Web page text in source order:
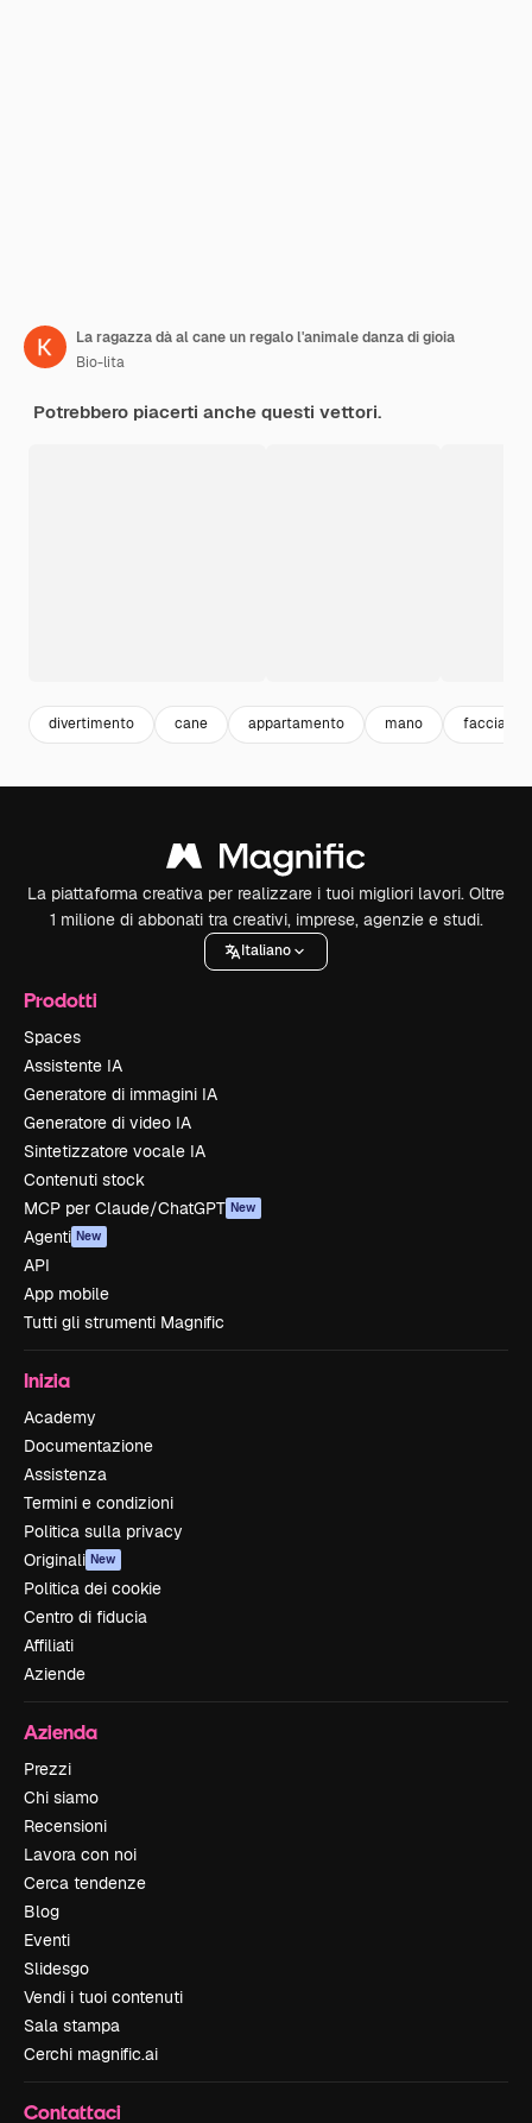
La ragazza dà al cane un regalo l'animale danza di gioia
Bio-lita
Potrebbero piacerti anche questi vettori.
divertimento cane appartamento mano faccia
La piattaforma creativa per realizzare i tuoi migliori lavori. Oltre
1 milione di abbonati tra creativi, imprese, agenzie e studi.
Italiano
Prodotti
Spaces
Assistente IA
Generatore di immagini IA
Generatore di video IA
Sintetizzatore vocale IA
Contenuti stock
MCP per Claude/ChatGPT New
Agenti New
API
App mobile
Tutti gli strumenti Magnific
Inizia
Academy
Documentazione
Assistenza
Termini e condizioni
Politica sulla privacy
Originali New
Politica dei cookie
Centro di fiducia
Affiliati
Aziende
Azienda
Prezzi
Chi siamo
Recensioni
Lavora con noi
Cerca tendenze
Blog
Eventi
Slidesgo
Vendi i tuoi contenuti
Sala stampa
Cerchi magnific.ai
Contattaci